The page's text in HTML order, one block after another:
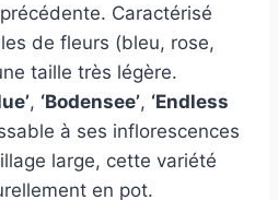
Caractérisé
de fleurs (bleu, rose,
taille très légère.
, ‘Bodensee’, ‘Endless
à ses inflorescences
large, cette variété
en pot.